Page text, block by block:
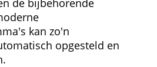
kan zo'n
opgesteld en